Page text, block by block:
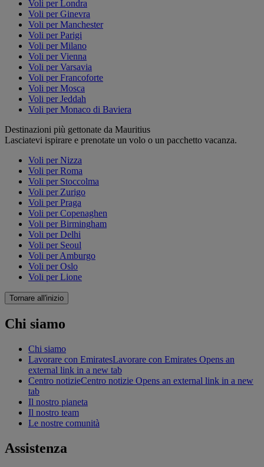
Voli per Londra
Voli per Ginevra
Voli per Manchester
Voli per Parigi
Voli per Milano
Voli per Vienna
Voli per Varsavia
Voli per Francoforte
Voli per Mosca
Voli per Jeddah
Voli per Monaco di Baviera
Destinazioni più gettonate da Mauritius
Lasciatevi ispirare e prenotate un volo o un pacchetto vacanza.
Voli per Nizza
Voli per Roma
Voli per Stoccolma
Voli per Zurigo
Voli per Praga
Voli per Copenaghen
Voli per Birmingham
Voli per Delhi
Voli per Seoul
Voli per Amburgo
Voli per Oslo
Voli per Lione
Tornare all'inizio
Chi siamo
Chi siamo
Lavorare con EmiratesLavorare con Emirates Opens an
external link in a new tab
Centro notizieCentro notizie Opens an external link in a new
tab
Il nostro pianeta
Il nostro team
Le nostre comunità
Assistenza